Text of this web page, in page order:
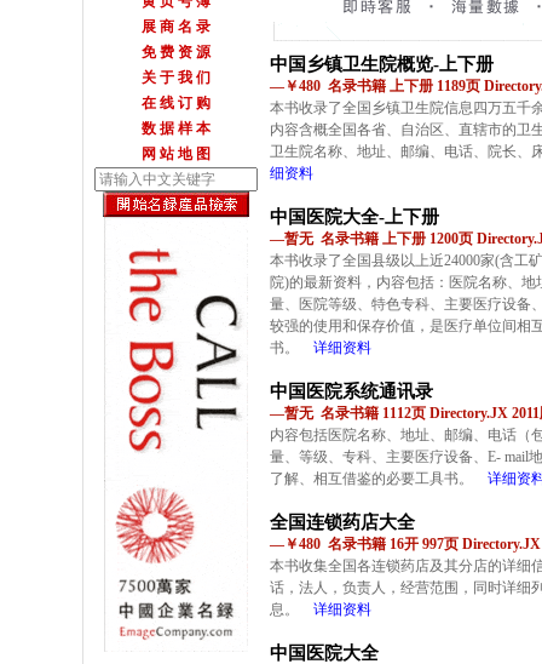
展 商 名 录
免 费 资 源
关 于 我 们
在 线 订 购
数 据 样 本
网 站 地 图
中国乡镇卫生院概览-上下册
—￥480 名录书籍 上下册 1189页
本书收录了全国乡镇卫生院信息四万五千
内容含概全国各省、自治区、直辖市的卫
卫生院名称、地址、邮编、电话、院长、
细资料
中国医院大全-上下册
—暂无 名录书籍 上下册 1200页
本书收录了全国县级以上近24000家(含工
院)的最新资料，内容包括：医院名称、
量、医院等级、特色专科、主要医疗设备
较强的使用和保存价值，是医疗单位间相
书。
详细资料
中国医院系统通讯录
—暂无 名录书籍 1112页 Directory.JX
内容包括医院名称、地址、邮编、电话（
量、等级、专科、主要医疗设备、E- mail
了解、相互借鉴的必要工具书。
详细资
全国连锁药店大全
—￥480 名录书籍 16开 997页 Directory.JX
本书收集全国各连锁药店及其分店的详细
话，法人，负责人，经营范围，同时详细
息。
详细资料
中国医院大全